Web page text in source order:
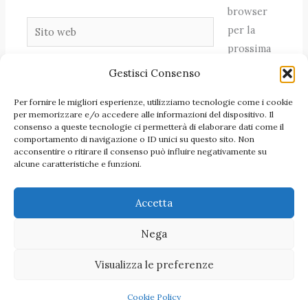
Gestisci Consenso
Per fornire le migliori esperienze, utilizziamo tecnologie come i cookie
per memorizzare e/o accedere alle informazioni del dispositivo. Il
consenso a queste tecnologie ci permetterà di elaborare dati come il
comportamento di navigazione o ID unici su questo sito. Non
acconsentire o ritirare il consenso può influire negativamente su
alcune caratteristiche e funzioni.
Accetta
Nega
Visualizza le preferenze
Cookie Policy
Sito
web
browser
per la
prossima